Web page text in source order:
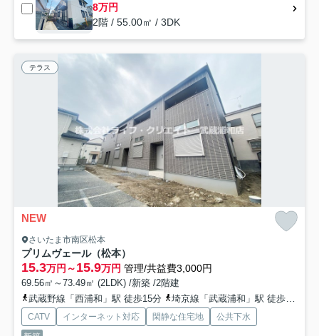
8万円
2階 / 55.00㎡ / 3DK
テラス
NEW
さいたま市南区松本
プリムヴェール（松本）
15.3万円～15.9万円 管理/共益費3,000円
69.56㎡～73.49㎡ (2LDK) /新築 /2階建
武蔵野線「西浦和」駅 徒歩15分
埼京線「武蔵浦和」駅 徒歩32分
CATV インターネット対応 閑静な住宅地
公共下水